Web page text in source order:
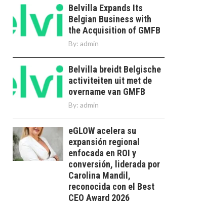
NUEVOS NEGOCIOS
Capital de riesgo en
Chile: motor de
innovación para
LA
TRANSFORMACIÓN
DE LOS RECURSOS
HUMANOS EN LAS
EMPRESAS
La transformación
estratégica de los
recursos humanos en
las empresas…
FINANCIAMIENTO
PARA PYMES EN
CHILE:
ALTERNATIVAS MÁS
ALLÁ DEL CRÉDITO
BANCARIO
Financiamiento para
Belvilla Expands Its
Belgian Business with
the Acquisition of GMFB
By: admin
Belvilla breidt Belgische
activiteiten uit met de
overname van GMFB
By: admin
eGLOW acelera su
expansión regional
enfocada en ROI y
conversión, liderada por
Carolina Mandil,
reconocida con el Best
CEO Award 2026